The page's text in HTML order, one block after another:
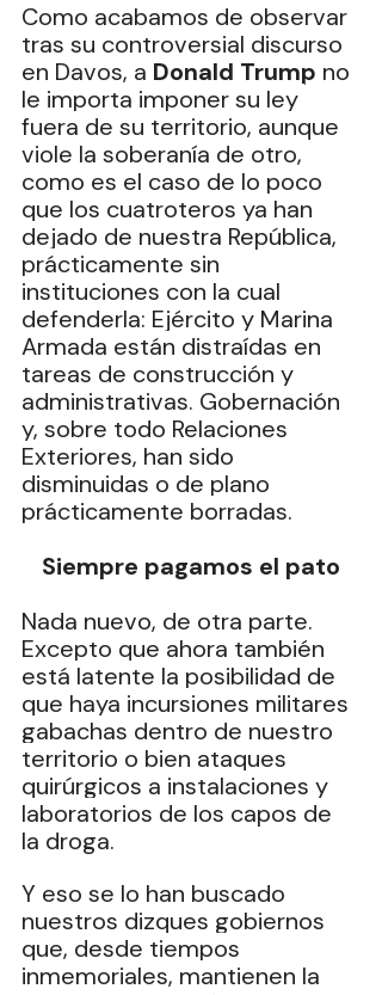
Como acabamos de observar
tras su controversial discurso
en Davos, a Donald Trump no
le importa imponer su ley
fuera de su territorio, aunque
viole la soberanía de otro,
como es el caso de lo poco
que los cuatroteros ya han
dejado de nuestra República,
prácticamente sin
instituciones con la cual
defenderla: Ejército y Marina
Armada están distraídas en
tareas de construcción y
administrativas. Gobernación
y, sobre todo Relaciones
Exteriores, han sido
disminuidas o de plano
prácticamente borradas.
Siempre pagamos el pato
Nada nuevo, de otra parte.
Excepto que ahora también
está latente la posibilidad de
que haya incursiones militares
gabachas dentro de nuestro
territorio o bien ataques
quirúrgicos a instalaciones y
laboratorios de los capos de
la droga.
Y eso se lo han buscado
nuestros dizques gobiernos
que, desde tiempos
inmemoriales, mantienen la